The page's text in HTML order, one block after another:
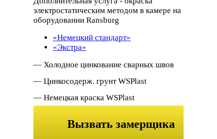
электростатическим методом в камере на
оборудовании Ransburg
«Немецкий стандарт»
«Экстра»
— Холодное цинкование сварных швов
— Цинкосодерж. грунт WSPlast
— Немецкая краска WSPlast
Дополнительная антикоррозийная
Вызвать замерщика